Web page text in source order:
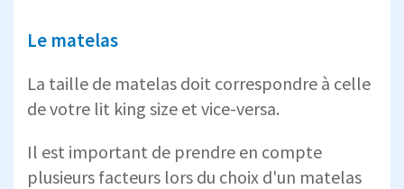
Le matelas
La taille de matelas doit correspondre à celle
de votre lit king size et vice-versa.
Il est important de prendre en compte
plusieurs facteurs lors du choix d'un matelas